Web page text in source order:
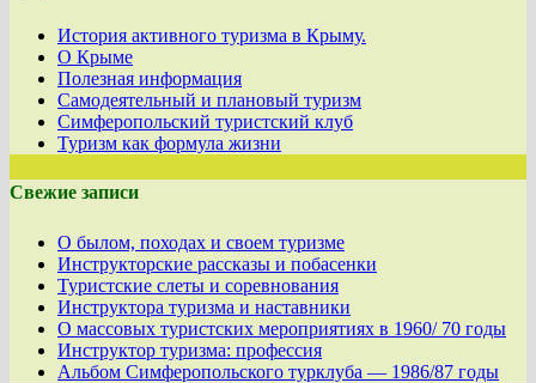
История активного туризма в Крыму.
О Крыме
Полезная информация
Самодеятельный и плановый туризм
Симферопольский туристский клуб
Туризм как формула жизни
Свежие записи
О былом, походах и своем туризме
Инструкторские рассказы и побасенки
Туристские слеты и соревнования
Инструктора туризма и наставники
О массовых туристских мероприятиях в 1960/ 70 годы
Инструктор туризма: профессия
Альбом Симферопольского турклуба — 1986/87 годы